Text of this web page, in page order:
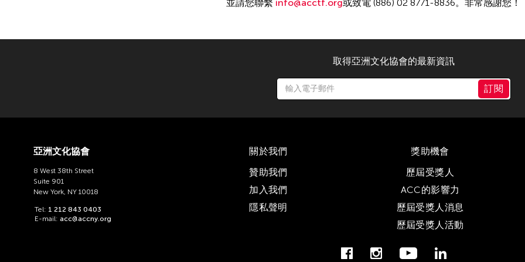
並請您聯繫 info@acctf.org或致電 (886) 02 8771-8836。非常感謝您！
取得亞洲文化協會的最新資訊
訂閱
亞洲文化協會
8 West 38th Street
Suite 901
New York, NY 10018
Tel: 1 212 843 0403
E-mail: acc@accny.org
關於我們
贊助我們
加入我們
隱私聲明
獎助機會
歷屆受獎人
ACC的影響力
歷屆受獎人消息
歷屆受獎人活動